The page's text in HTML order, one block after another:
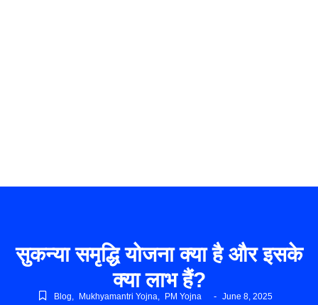
सुकन्या समृद्धि योजना क्या है और इसके
क्या लाभ हैं?
Blog Mukhyamantri Yojna PM Yojna - June 8, 2025